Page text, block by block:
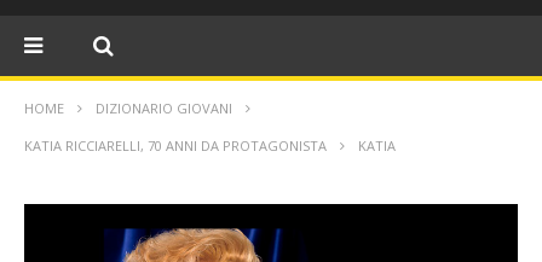
HOME DIZIONARIO GIOVANI
KATIA RICCIARELLI, 70 ANNI DA PROTAGONISTA KATIA